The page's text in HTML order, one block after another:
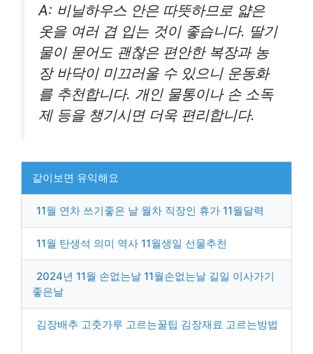
A: 비닐하우스 안은 따뜻하므로 얇은
옷을 여러 겹 입는 것이 좋습니다. 딸기
물이 묻어도 괜찮은 편안한 복장과 농
장 바닥이 미끄러울 수 있으니 운동화
를 추천합니다. 개인 물통이나 손 소독
제 등을 챙기시면 더욱 편리합니다.
같이보면 유익해요
11월 연차 쓰기좋은 날 월차 직장인 휴가 11월달력
11월 탄생석 의미 역사 11월생일 선물추천
2024년 11월 손없는날 11월손없는날 길일 이사가기
좋은날
김장배추 고춧가루 고르는꿀팁 김장재료 고르는방법